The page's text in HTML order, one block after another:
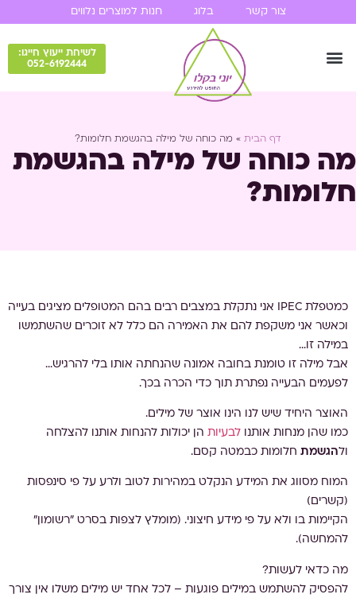
צור קשר בלוג חנות למוצרים נלווים
לשיחת ייעוץ חייגו:
052-6192444
דף הבית » מה כוחה של מילה בהגשמת חלומות?
מה כוחה של מילה בהגשמת
חלומות?
כמטפלת IPEC אני נתקלת במצבים רבים בהם המטופלים מציגים בעייה
וכאשר אני משקפת להם את האמירה הם כלל לא זוכרים שהשתמשו
במילה זו…
אבל מילה זו טומנת בחובה אמונה שהנחתה אותו בלי להרגיש…
לפעמים הבעייה נפתרת תוך כדי הכרה בכך.
האוצר היחיד שיש לנו הינו אוצר של מילים.
כמו שהן מנחות אותנו לבעיות הן יכולות להנחות אותנו להצלחה
ולהגשמת חלומות כבמטה קסם.
המוח מסווג את המידע הנקלט במהירות לטוב ולרע על פי סינפסות
(קשרים)
הקיימות בו ולא על פי מידע חיצוני. (מומלץ לצפות בסרט "רשומון"
להמחשה).
מה כדאי לעשות?
להפסיק להשתמש במילים פוגעות – לכל אחד יש מילים משלו אין צורך